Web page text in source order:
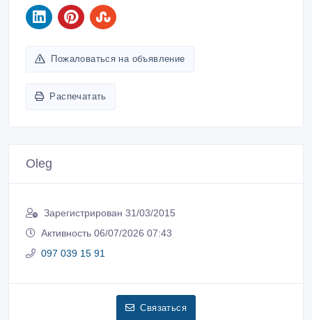
Пожаловаться на объявление
Распечатать
Oleg
Зарегистрирован 31/03/2015
Активность 06/07/2026 07:43
097 039 15 91
Связаться